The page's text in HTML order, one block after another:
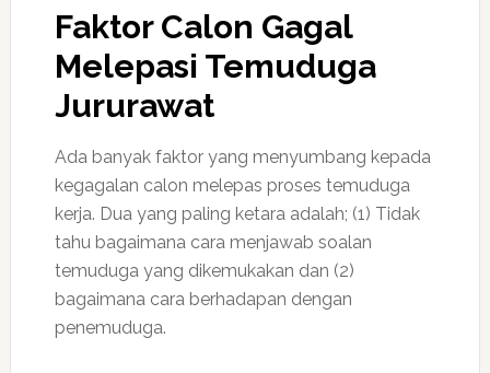
Faktor Calon Gagal
Melepasi Temuduga
Jururawat
Ada banyak faktor yang menyumbang kepada
kegagalan calon melepas proses temuduga
kerja. Dua yang paling ketara adalah; (1) Tidak
tahu bagaimana cara menjawab soalan
temuduga yang dikemukakan dan (2)
bagaimana cara berhadapan dengan
penemuduga.